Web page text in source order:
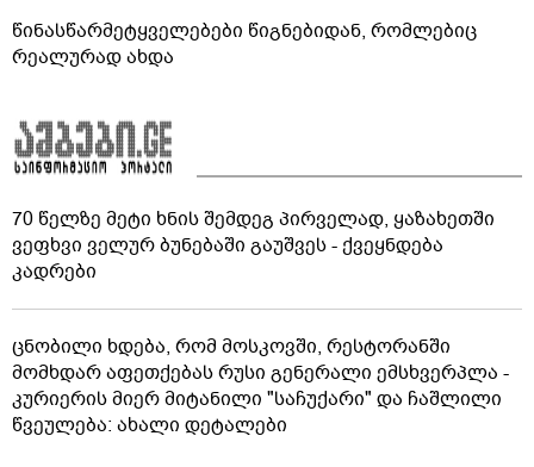
წინასწარმეტყველებები წიგნებიდან, რომლებიც
რეალურად ახდა
70 წელზე მეტი ხნის შემდეგ პირველად, ყაზახეთში
ვეფხვი ველურ ბუნებაში გაუშვეს - ქვეყნდება
კადრები
ცნობილი ხდება, რომ მოსკოვში, რესტორანში
მომხდარ აფეთქებას რუსი გენერალი ემსხვერპლა -
კურიერის მიერ მიტანილი "საჩუქარი" და ჩაშლილი
წვეულება: ახალი დეტალები